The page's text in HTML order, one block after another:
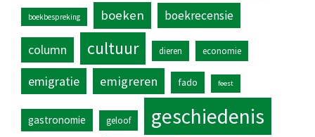
boekbespreking boeken boekrecensie
column cultuur dieren economie
emigratie emigreren fado feest
gastronomie geloof geschiedenis